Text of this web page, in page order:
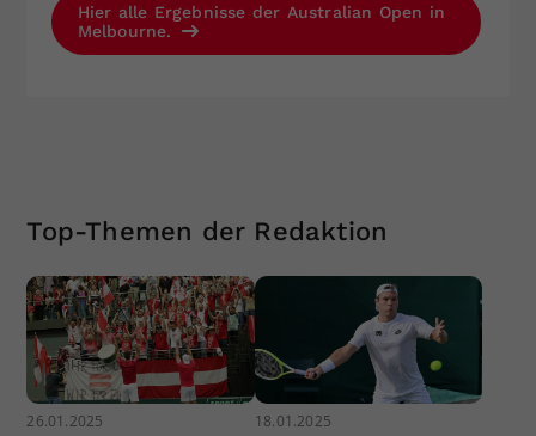
Hier alle Ergebnisse der Australian Open in
Melbourne.
Top-Themen der Redaktion
26.01.2025 18.01.2025